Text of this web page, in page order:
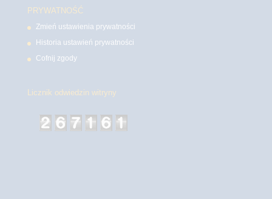
PRYWATNOŚĆ
Zmień ustawienia prywatności
Historia ustawień prywatności
Cofnij zgody
Licznik odwiedzin witryny